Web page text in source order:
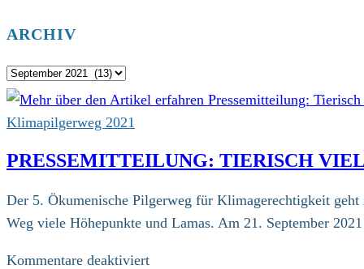
ARCHIV
Archiv
Klimapilgerweg 2021
PRESSEMITTEILUNG: TIERISCH
Der 5. Ökumenische Pilgerweg für Klimagerechtigkeit
Weg viele Höhepunkte und Lamas. Am 21. September
Kommentare deaktiviertfür